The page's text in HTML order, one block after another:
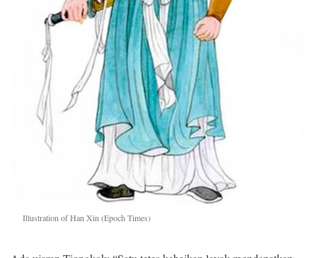
Illustration of Han Xin (Epoch Times)